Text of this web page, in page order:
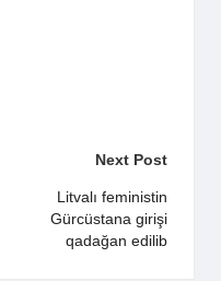
Next Post
Litvalı feministin
Gürcüstana girişi
qadağan edilib